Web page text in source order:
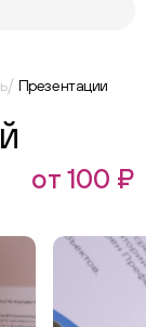
Презентации
от 100 ₽